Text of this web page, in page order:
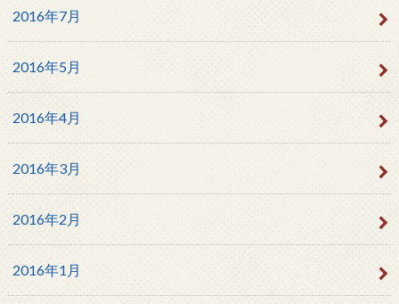
2016年7月
2016年5月
2016年4月
2016年3月
2016年2月
2016年1月